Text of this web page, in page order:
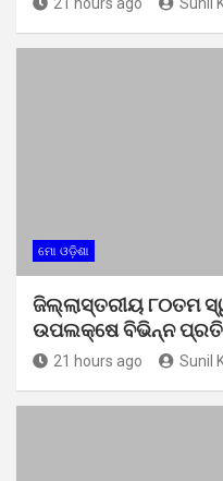
ମୋ ଓଡ଼ିଶା
ଜିଲ୍ଲାସ୍ତରୀୟ ୮୦ତମ
ଉପଲକ୍ଷେ ବିଭିନ୍ନ
21 hours ago Sunil